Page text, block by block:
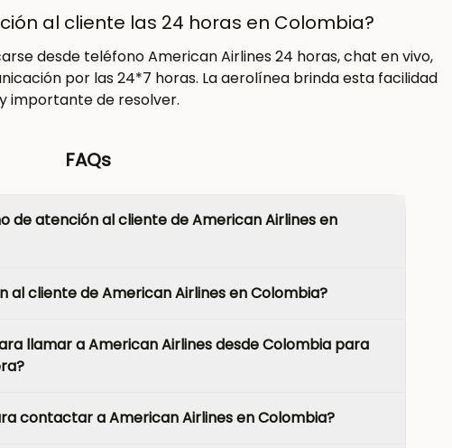
al cliente las 24 horas en Colombia?
desde teléfono American Airlines 24 horas, chat en vivo,
por las 24*7 horas. La aerolínea brinda esta facilidad
importante de resolver.
FAQs
de atención al cliente de American Airlines en
al cliente de American Airlines en Colombia?
llamar a American Airlines desde Colombia para
contactar a American Airlines en Colombia?